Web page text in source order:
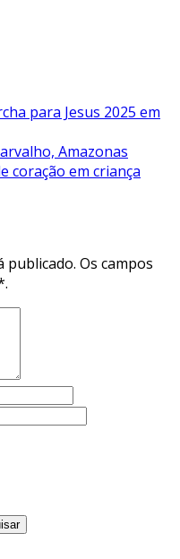
para Jesus 2025 em
Amazonas
coração em criança
publicado. Os campos